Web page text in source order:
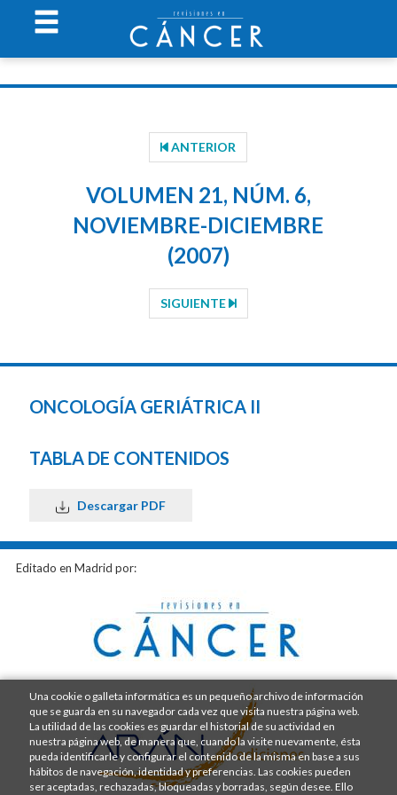
ANTERIOR
VOLUMEN 21, NÚM. 6,
NOVIEMBRE-DICIEMBRE
(2007)
SIGUIENTE
ONCOLOGÍA GERIÁTRICA II
TABLA DE CONTENIDOS
Descargar PDF
Editado en Madrid por:
Una cookie o galleta informática es un pequeño archivo de información
que se guarda en su navegador cada vez que visita nuestra página web.
La utilidad de las cookies es guardar el historial de su actividad en
nuestra página web, de manera que, cuando la visite nuevamente, ésta
pueda identificarle y configurar el contenido de la misma en base a sus
hábitos de navegación, identidad y preferencias. Las cookies pueden
ser aceptadas, rechazadas, bloqueadas y borradas, según desee. Ello